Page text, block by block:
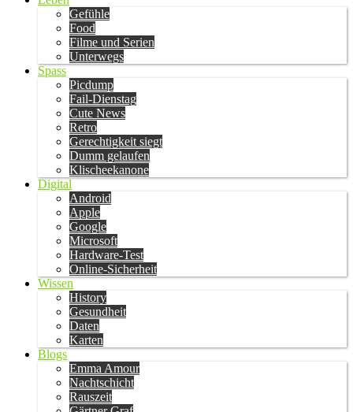
Gefühle
Food
Filme und Serien
Unterwegs
Spass
Picdump
Fail-Dienstag
Cute News
Retro
Gerechtigkeit siegt
Dumm gelaufen
Klischeekanone
Digital
Android
Apple
Google
Microsoft
Hardware-Test
Online-Sicherheit
Wissen
History
Gesundheit
Daten
Karten
Blogs
Emma Amour
Nachtschicht
Rauszeit